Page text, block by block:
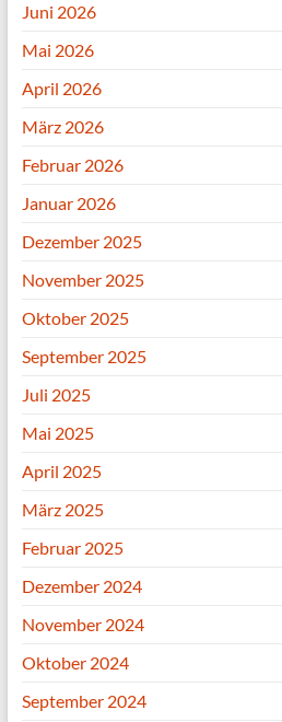
Juni 2026
Mai 2026
April 2026
März 2026
Februar 2026
Januar 2026
Dezember 2025
November 2025
Oktober 2025
September 2025
Juli 2025
Mai 2025
April 2025
März 2025
Februar 2025
Dezember 2024
November 2024
Oktober 2024
September 2024